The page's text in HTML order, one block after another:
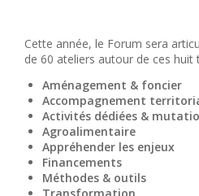
Cette année, le Forum sera
de 60 ateliers autour de ces huit
Aménagement & foncier
Accompagnement
Activités dédiées &
Agroalimentaire
Appréhender les enjeux
Financements
Méthodes & outils